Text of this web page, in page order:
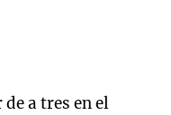
a tres en el